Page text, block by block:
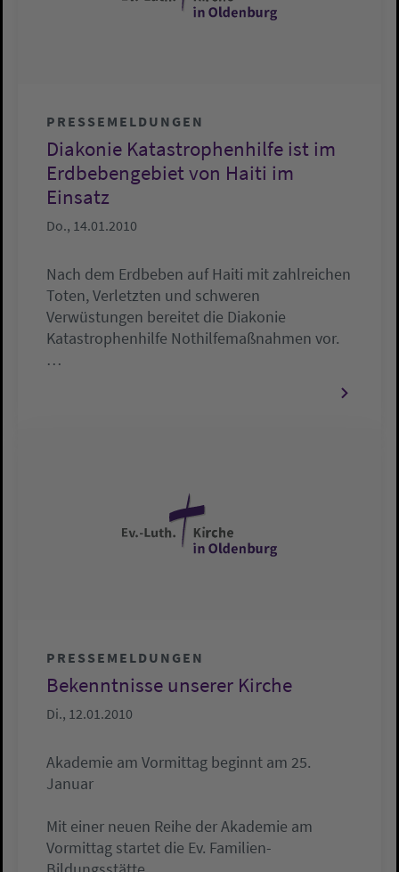
PRESSEMELDUNGEN
Diakonie Katastrophenhilfe ist im
Erdbebengebiet von Haiti im
Einsatz
Do., 14.01.2010
Nach dem Erdbeben auf Haiti mit zahlreichen
Toten, Verletzten und schweren
Verwüstungen bereitet die Diakonie
Katastrophenhilfe Nothilfemaßnahmen vor.
…
PRESSEMELDUNGEN
Bekenntnisse unserer Kirche
Di., 12.01.2010
Akademie am Vormittag beginnt am 25.
Januar
Mit einer neuen Reihe der Akademie am
Vormittag startet die Ev. Familien-